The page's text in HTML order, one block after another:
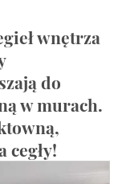
wnętrza
do
w murach.
cegły!